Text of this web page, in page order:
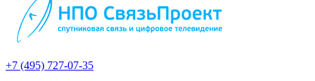
+7 (495) 727-07-35